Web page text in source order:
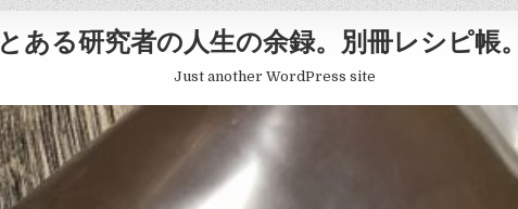
とある研究者の人生の余録。別冊レシピ帳
Just another WordPress site